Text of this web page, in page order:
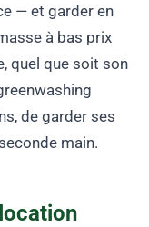
— et garder en
à bas prix
quel que soit son
de garder ses
main.